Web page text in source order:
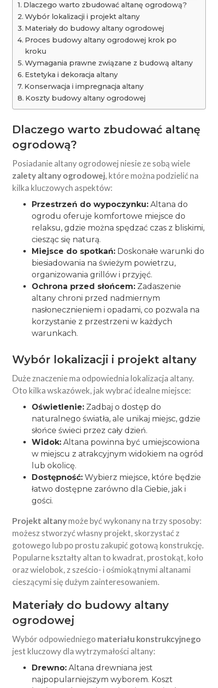
Dlaczego warto zbudować altanę ogrodową?
Wybór lokalizacji i projekt altany
Materiały do budowy altany ogrodowej
Proces budowy altany ogrodowej krok po
kroku
Wymagania prawne związane z budową altany
Estetyka i dekoracja altany
Konserwacja i impregnacja altany
Koszty budowy altany ogrodowej
Dlaczego warto zbudować altanę
ogrodową?
Posiadanie altany ogrodowej niesie ze sobą wiele
zalety altany ogrodowej, które można podzielić na
kilka kluczowych aspektów:
Przestrzeń do wypoczynku: Altana do
ogrodu oferuje komfortowe miejsce do
relaksu, gdzie można spędzać czas z bliskimi,
ciesząc się naturą.
Miejsce do spotkań: Doskonałe warunki do
biesiadowania na świeżym powietrzu,
organizowania grillów i przyjęć.
Ochrona przed słońcem: Zadaszenie
altany chroni przed nadmiernym
nasłonecznieniem i opadami, co pozwala na
korzystanie z przestrzeni w każdych
warunkach.
Wybór lokalizacji i projekt altany
Duże znaczenie ma odpowiednia lokalizacja altany.
Oto kilka wskazówek, jak wybrać idealne miejsce:
Oświetlenie: Zadbaj o dostęp do
naturalnego światła, ale unikaj miejsc, gdzie
słońce świeci przez cały dzień.
Widok: Altana powinna być umiejscowiona
w miejscu z atrakcyjnym widokiem na ogród
lub okolicę.
Dostępność: Wybierz miejsce, które będzie
łatwo dostępne zarówno dla Ciebie, jak i
gości.
Projekt altanymoże być wykonany na trzy sposoby:
możesz stworzyć własny projekt, skorzystać z
gotowego lub po prostu zakupić gotową konstrukcję.
Popularne kształty altan to kwadrat, prostokąt, koło
oraz wielobok, z sześcio- i ośmiokątnymi altanami
cieszącymi się dużym zainteresowaniem.
Materiały do budowy altany
ogrodowej
Wybór odpowiedniego materiału konstrukcyjnego
jest kluczowy dla wytrzymałości altany:
Drewno: Altana drewniana jest
najpopularniejszym wyborem. Koszt